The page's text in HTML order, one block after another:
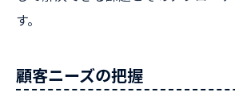
す。
顧客ニーズの把握